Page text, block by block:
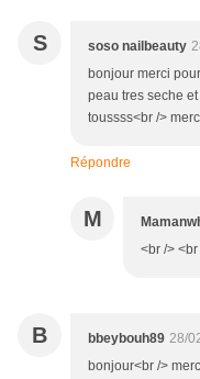
S soso nailbeauty
bonjour merci
peau tres seche
toussss<br />
Répondre
M
<br />
B bbeybouh89 28/
bonjour<br />